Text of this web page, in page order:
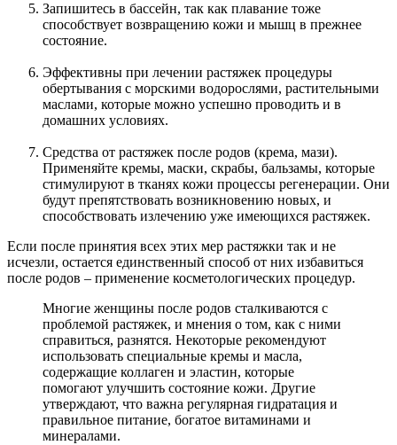
Запишитесь в бассейн, так как плавание тоже
способствует возвращению кожи и мышц в прежнее
состояние.
Эффективны при лечении растяжек процедуры
обертывания с морскими водорослями, растительными
маслами, которые можно успешно проводить и в
домашних условиях.
Средства от растяжек после родов (крема, мази).
Применяйте кремы, маски, скрабы, бальзамы, которые
стимулируют в тканях кожи процессы регенерации. Они
будут препятствовать возникновению новых, и
способствовать излечению уже имеющихся растяжек.
Если после принятия всех этих мер растяжки так и не
исчезли, остается единственный способ от них избавиться
после родов – применение косметологических процедур.
Многие женщины после родов сталкиваются с
проблемой растяжек, и мнения о том, как с ними
справиться, разнятся. Некоторые рекомендуют
использовать специальные кремы и масла,
содержащие коллаген и эластин, которые
помогают улучшить состояние кожи. Другие
утверждают, что важна регулярная гидратация и
правильное питание, богатое витаминами и
минералами.